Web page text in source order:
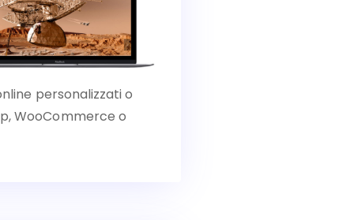
personalizzati o
WooCommerce o